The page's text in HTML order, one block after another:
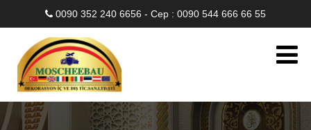
0090 352 240 6656 - Cep : 0090 544 666 66 55